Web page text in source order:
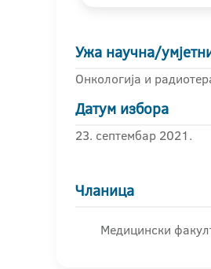
Ужа научна/
Онкологија и
Датум избора
23. септембар 2021.
Чланица
Медицински